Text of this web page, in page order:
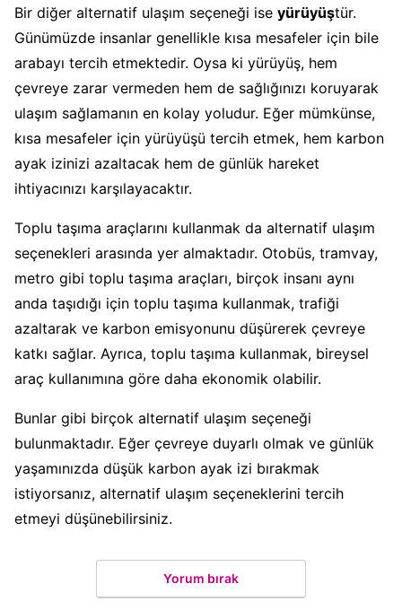
Bir diğer alternatif ulaşım seçeneği ise yürüyüştür.
Günümüzde insanlar genellikle kısa mesafeler için bile
arabayı tercih etmektedir. Oysa ki yürüyüş, hem
çevreye zarar vermeden hem de sağlığınızı koruyarak
ulaşım sağlamanın en kolay yoludur. Eğer mümkünse,
kısa mesafeler için yürüyüşü tercih etmek, hem karbon
ayak izinizi azaltacak hem de günlük hareket
ihtiyacınızı karşılayacaktır.
Toplu taşıma araçlarını kullanmak da alternatif ulaşım
seçenekleri arasında yer almaktadır. Otobüs, tramvay,
metro gibi toplu taşıma araçları, birçok insanı aynı
anda taşıdığı için toplu taşıma kullanmak, trafiği
azaltarak ve karbon emisyonunu düşürerek çevreye
katkı sağlar. Ayrıca, toplu taşıma kullanmak, bireysel
araç kullanımına göre daha ekonomik olabilir.
Bunlar gibi birçok alternatif ulaşım seçeneği
bulunmaktadır. Eğer çevreye duyarlı olmak ve günlük
yaşamınızda düşük karbon ayak izi bırakmak
istiyorsanız, alternatif ulaşım seçeneklerini tercih
etmeyi düşünebilirsiniz.
Yorum bırak